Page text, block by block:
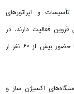
و اپراتورهای
قزوین فعالیت دارند، در
در محل بیمارستان ولایت قزوین و با حضور بیش از ۶۰ نفر از
اکسیژن ساز و